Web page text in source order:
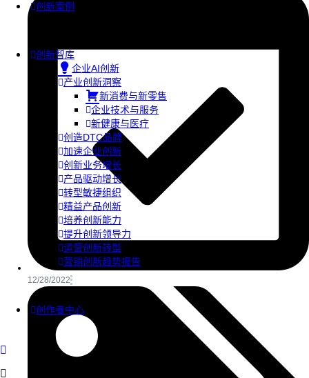
创新案例
创新智库
企业AI创新
产业创新洞察
新消费与新零售
企业技术与服务
新健康与医疗
创造DTC品牌
加速企业创新
创新业务增长
产品驱动增长
转型敏捷组织
精益产品创新
培养创新能力
提升创新领导力
运营创新转型
营销创新趋势报告
创作者中心
12/28/2022